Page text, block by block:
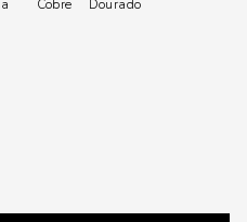
Cobre Dourado